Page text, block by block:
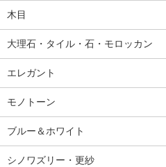
木目
大理石・タイル・石・モロッカン
エレガント
モノトーン
ブルー＆ホワイト
シノワズリー・更紗